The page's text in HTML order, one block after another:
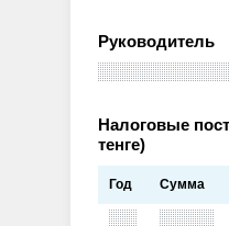
Руководитель
Налоговые
тенге)
Год Сумма